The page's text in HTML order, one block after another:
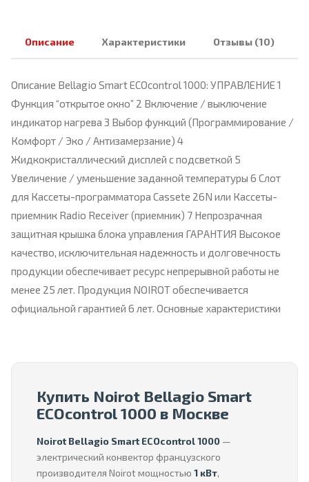
Описание Характеристики Отзывы (10)
Описание Bellagio Smart ECOcontrol 1000: УПРАВЛЕНИЕ 1
Функция “открытое окно” 2 Включение / выключение
индикатор нагрева 3 Выбор функций (Программирование /
Комфорт / Эко / Антизамерзание) 4
Жидкокристаллический дисплей с подсветкой 5
Увеличение / уменьшение заданной температуры 6 Слот
для Кассеты-программатора Cassete 26N или Кассеты-
приемник Radio Receiver (приемник) 7 Непрозрачная
защитная крышка блока управления ГАРАНТИЯ Высокое
качество, исключительная надежность и долговечность
продукции обеспечивает ресурс непрерывной работы не
менее 25 лет. Продукция NOIROT обеспечивается
официальной гарантией 6 лет. Основные характеристики
Купить Noirot Bellagio Smart
ECOcontrol 1000 в Москве
Noirot Bellagio Smart ECOcontrol 1000 —
электрический конвектор французского
производителя Noirot мощностью 1 кВт,